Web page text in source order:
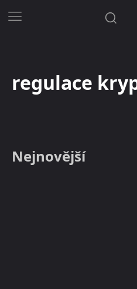
regulace
Nejnovější